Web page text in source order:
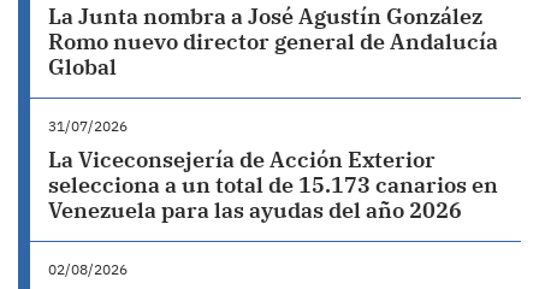
La Junta nombra a José Agustín González
Romo nuevo director general de Andalucía
Global
31/07/2026
La Viceconsejería de Acción Exterior
selecciona a un total de 15.173 canarios en
Venezuela para las ayudas del año 2026
02/08/2026